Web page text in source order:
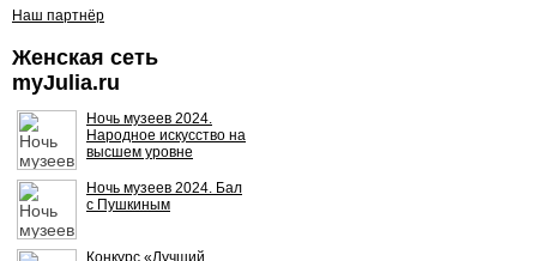
Наш партнёр
Женская сеть
myJulia.ru
Ночь музеев 2024.
Народное искусство на
высшем уровне
Ночь музеев 2024. Бал
с Пушкиным
Конкурс «Лучший